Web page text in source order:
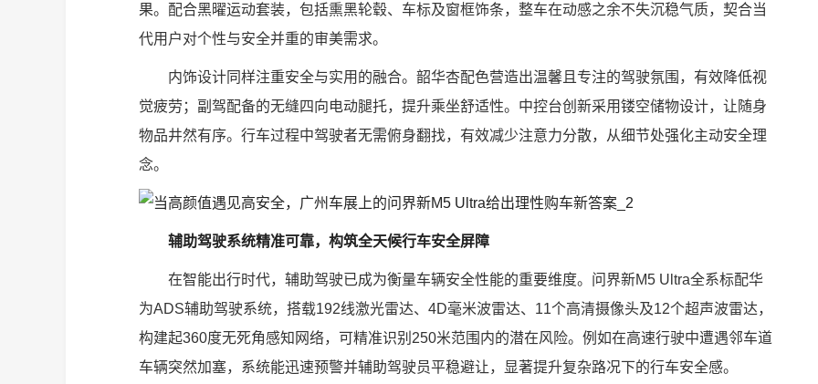
果。配合黑曜运动套装，包括熏黑轮毂、车标及窗框饰条，整车在动感之余不失沉稳气质，契合当
代用户对个性与安全并重的审美需求。
内饰设计同样注重安全与实用的融合。韶华杏配色营造出温馨且专注的驾驶氛围，有效降低视
觉疲劳；副驾配备的无缝四向电动腿托，提升乘坐舒适性。中控台创新采用镂空储物设计，让随身
物品井然有序。行车过程中驾驶者无需俯身翻找，有效减少注意力分散，从细节处强化主动安全理
念。
辅助驾驶系统精准可靠，构筑全天候行车安全屏障
在智能出行时代，辅助驾驶已成为衡量车辆安全性能的重要维度。问界新M5 Ultra全系标配华
为ADS辅助驾驶系统，搭载192线激光雷达、4D毫米波雷达、11个高清摄像头及12个超声波雷达，
构建起360度无死角感知网络，可精准识别250米范围内的潜在风险。例如在高速行驶中遭遇邻车道
车辆突然加塞，系统能迅速预警并辅助驾驶员平稳避让，显著提升复杂路况下的行车安全感。